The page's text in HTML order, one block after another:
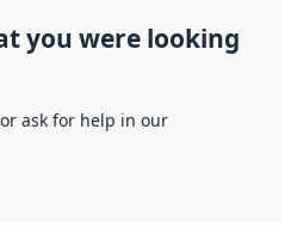
you were looking
ask for help in our